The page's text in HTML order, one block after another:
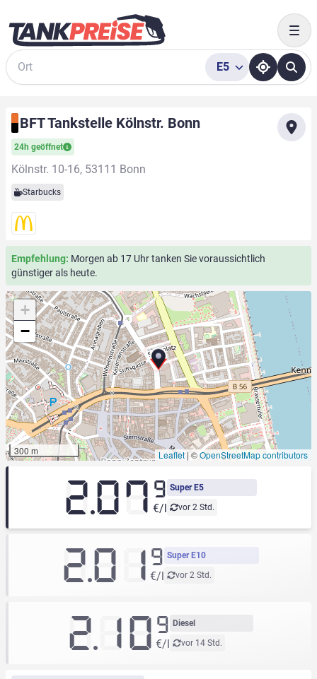
Suche
E5
BFT Tankstelle Kölnstr. Bonn
24h geöffnet
Kölnstr. 10-16, 53111 Bonn
Starbucks
Empfehlung: Morgen ab 17 Uhr tanken Sie voraussichtlich
günstiger als heute.
+
−
300 m Leaflet | ©OpenStreetMap contributors
Super E5
vor 2 Std.
2.07 9
€/l
Super E10
vor 2 Std.
2.019
€/l
Diesel
vor 14 Std.
2.109
€/l